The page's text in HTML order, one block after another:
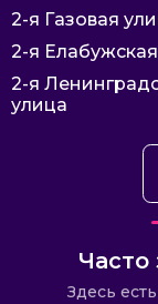
2-я Газовая
2-я
2-я
улица
Здесь